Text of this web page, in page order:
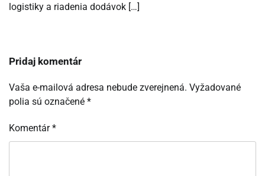
logistiky a riadenia dodávok […]
Pridaj komentár
Vaša e-mailová adresa nebude zverejnená. Vyžadované
polia sú označené *
Komentár*